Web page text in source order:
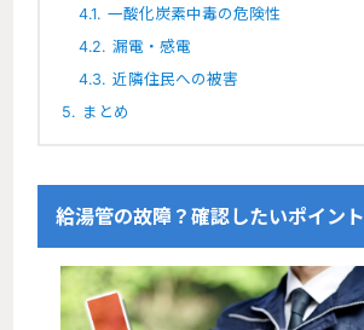
4.1. 一酸化炭素中毒の危険性
4.2. 漏電・感電
4.3. 近隣住民への被害
5. まとめ
給湯管の故障？確認したいポイント